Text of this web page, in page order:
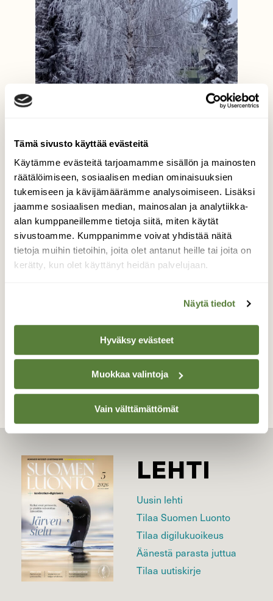
Tämä sivusto käyttää evästeitä
Käytämme evästeitä tarjoamamme sisällön ja mainosten
räätälöimiseen, sosiaalisen median ominaisuuksien
tukemiseen ja kävijämäärämme analysoimiseen. Lisäksi
jaamme sosiaalisen median, mainosalan ja analytiikka-
alan kumppaneillemme tietoja siitä, miten käytät
sivustoamme. Kumppanimme voivat yhdistää näitä
tietoja muihin tietoihin, joita olet antanut heille tai joita on
kerätty, kun olet käyttänyt heidän palvelujaan.
Näytä tiedot
Hyväksy evästeet
Muokkaa valintoja
Vain välttämättömät
Talvinen koivu
Tänä aamuna 17.01.2021 aamulla äidin luo
mennessä, pihassa oleva koivu näytti niin
Kuvaaja: Jasmin Nurminen
Kilpailun etusivulle
LEHTI
Uusin lehti
Tilaa Suomen Luonto
Tilaa digilukuoikeus
Äänestä parasta juttua
Tilaa uutiskirje